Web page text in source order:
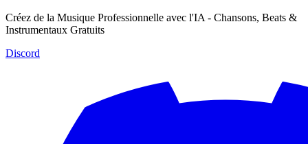
Créez de la Musique Professionnelle avec l'IA - Chansons, Beats &
Instrumentaux Gratuits
Discord